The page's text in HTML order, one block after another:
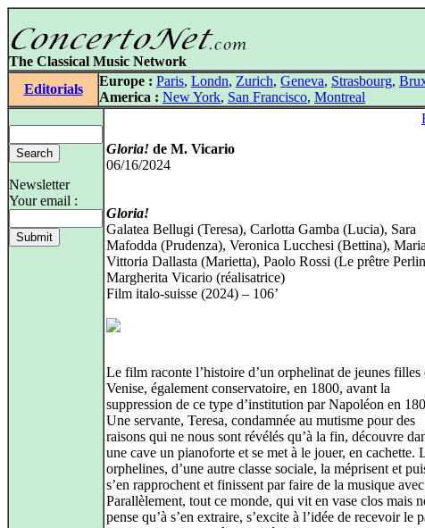
The Classical Music Network
Editorials
Europe : Paris, Londn, Zurich, Geneva, Strasbourg,
America : New York, San Francisco, Montreal
Newsletter
Your email :
Gloria! de M. Vicario
06/16/2024
Gloria!
Galatea Bellugi (Teresa), Carlotta Gamba (Lucia), Sara
Mafodda (Prudenza), Veronica Lucchesi (Bettina), Maria
Vittoria Dallasta (Marietta), Paolo Rossi (Le prêtre
Margherita Vicario (réalisatrice)
Film italo-suisse (2024) – 106’
Le film raconte l’histoire d’un orphelinat de jeunes filles
Venise, également conservatoire, en 1800, avant la
suppression de ce type d’institution par Napoléon en
Une servante, Teresa, condamnée au mutisme pour des
raisons qui ne nous sont révélés qu’à la fin, découvre
une cave un pianoforte et se met à le jouer, en cachette.
orphelines, d’une autre classe sociale, la méprisent et
s’en rapprochent et finissent par faire de la musique
Parallèlement, tout ce monde, qui vit en vase clos mais
pense qu’à s’en extraire, s’excite à l’idée de recevoir le